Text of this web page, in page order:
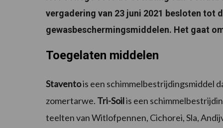
vergadering van 23 juni 2021 besloten tot
gewasbeschermingsmiddelen. Het gaat
Toegelaten middelen
Staventois een schimmelbestrijdingsmiddel
zomertarwe. Tri-Soilis een
teelten van Witlofpennen, Cichorei, Sla,